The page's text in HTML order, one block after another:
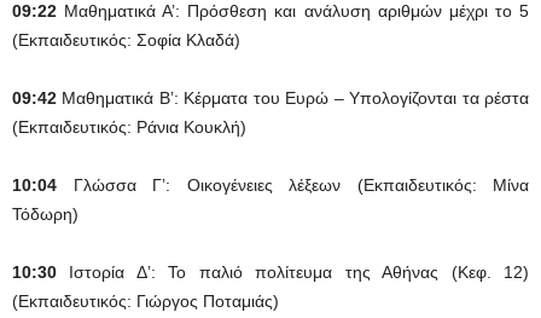
09:22 Μαθηματικά Α’: Πρόσθεση και ανάλυση αριθμών μέχρι το 5
(Εκπαιδευτικός: Σοφία Κλαδά)
09:42 Μαθηματικά Β’: Κέρματα του Ευρώ – Υπολογίζονται τα ρέστα
(Εκπαιδευτικός: Ράνια Κουκλή)
10:04 Γλώσσα Γ’: Οικογένειες λέξεων (Εκπαιδευτικός: Μίνα
Τόδωρη)
10:30 Ιστορία Δ’: Το παλιό πολίτευμα της Αθήνας (Κεφ. 12)
(Εκπαιδευτικός: Γιώργος Ποταμιάς)